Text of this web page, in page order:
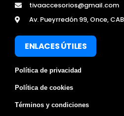
tivaaccesorios@gmail.com
Av. Pueyrredón 99, Once,
ENLACES ÚTILES
Política de privacidad
Política de cookies
Términos y condiciones